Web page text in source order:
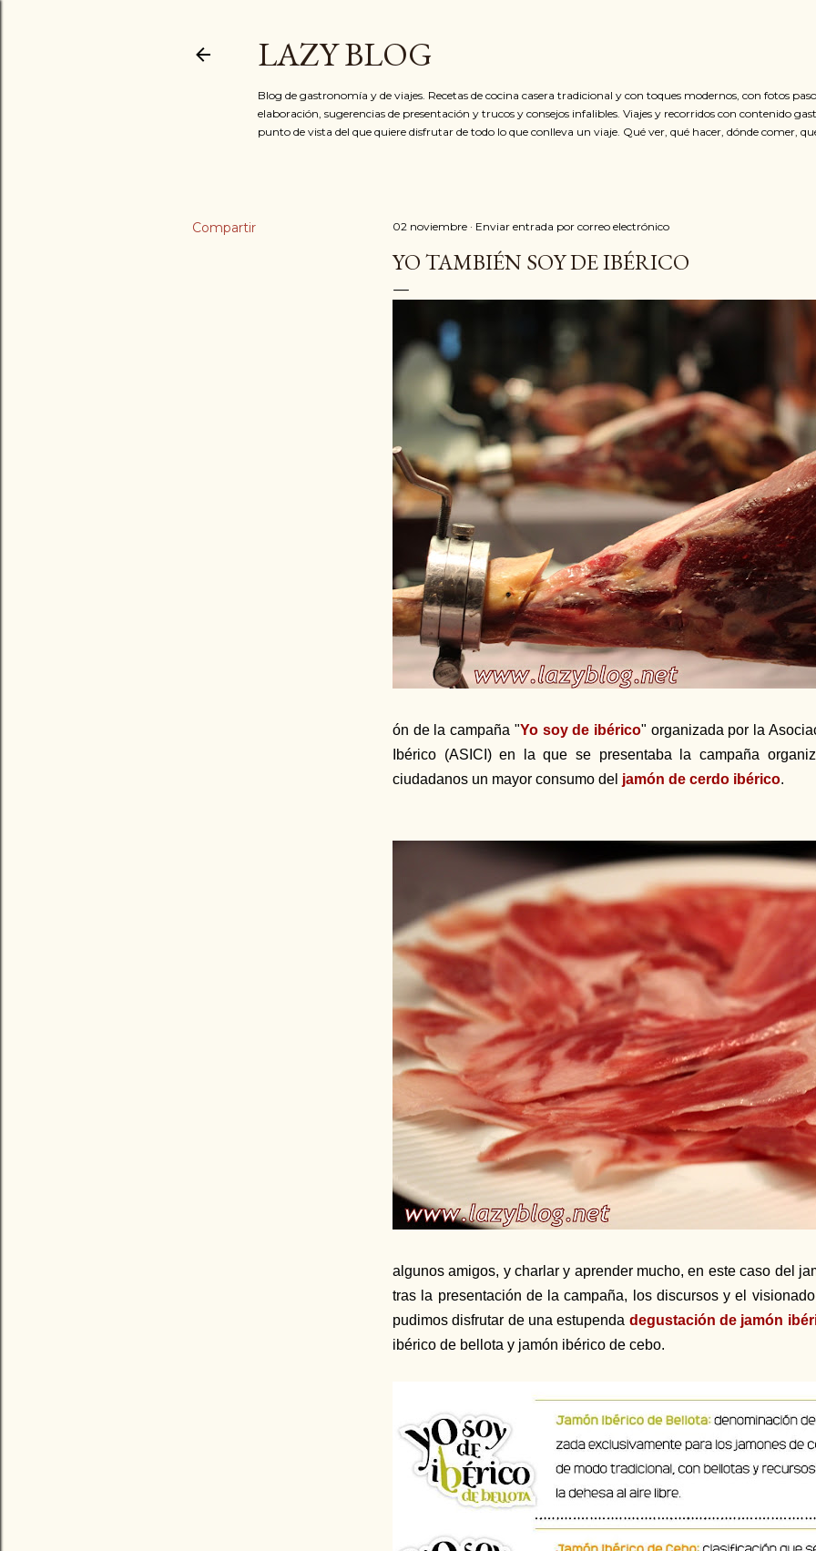
LAZY BLOG
Blog de gastronomía y de viajes. Recetas de cocina casera tradicional y con toques modernos, con fotos
elaboración, sugerencias de presentación y trucos y consejos infalibles. Viajes y recorridos con contenido
punto de vista del que quiere disfrutar de todo lo que conlleva un viaje. Qué ver, qué hacer, dónde comer,
Compartir 02 noviembre Enviar entrada por correo electrónico
YO TAMBIÉN SOY DE IBÉRICO
ón de la campaña "Yo soy de ibérico" organizada por la
Ibérico (ASICI) en la que se presentaba la campaña
ciudadanos un mayor consumo del jamón de cerdo ibérico.
algunos amigos, y charlar y aprender mucho, en este caso del
tras la presentación de la campaña, los discursos y el
pudimos disfrutar de una estupenda degustación de jamón
ibérico de bellota y jamón ibérico de cebo.